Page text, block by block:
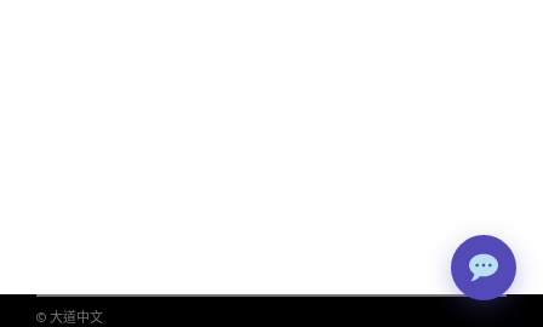
© 大道中文